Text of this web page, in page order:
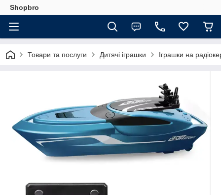
Shopbro
Товари та послуги Дитячі іграшки Іграшки на